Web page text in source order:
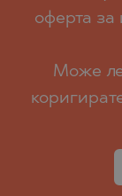
оферта за
Може